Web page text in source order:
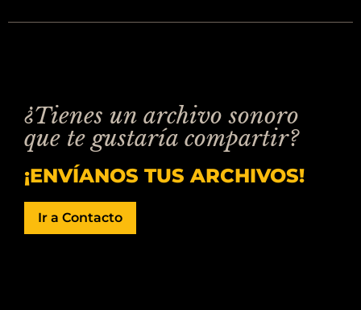
¿Tienes un archivo sonoro
que te gustaría compartir?
¡ENVÍANOS TUS ARCHIVOS!
Ir a Contacto